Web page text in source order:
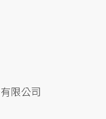
限公司